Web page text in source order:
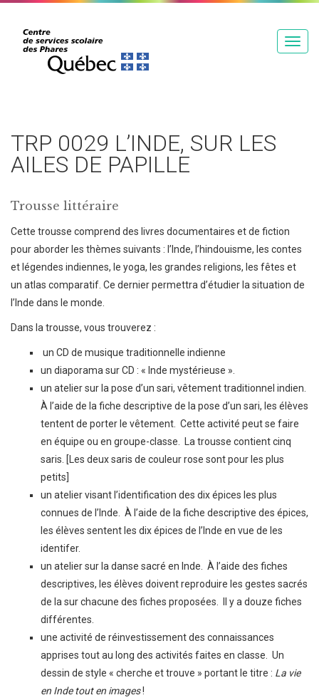
T
TRP 0029 L’INDE, SUR LES
AILES DE PAPILLE
Trousse littéraire
Cette trousse comprend des livres documentaires et de fiction
pour aborder les thèmes suivants : l’Inde, l’hindouisme, les contes
et légendes indiennes, le yoga, les grandes religions, les fêtes et
un atlas comparatif. Ce dernier permettra d’étudier la situation de
l’Inde dans le monde.
Dans la trousse, vous trouverez :
un CD de musique traditionnelle indienne
un diaporama sur CD : « Inde mystérieuse ».
un atelier sur la pose d’un sari, vêtement traditionnel indien.
À l’aide de la fiche descriptive de la pose d’un sari, les élèves
tentent de porter le vêtement. Cette activité peut se faire
en équipe ou en groupe-classe. La trousse contient cinq
saris. [Les deux saris de couleur rose sont pour les plus
petits]
un atelier visant l’identification des dix épices les plus
connues de l’Inde. À l’aide de la fiche descriptive des épices,
les élèves sentent les dix épices de l’Inde en vue de les
identifer.
un atelier sur la danse sacré en Inde. À l’aide des fiches
descriptives, les élèves doivent reproduire les gestes sacrés
de la sur chacune des fiches proposées. Il y a douze fiches
différentes.
une activité de réinvestissement des connaissances
apprises tout au long des activités faites en classe. Un
dessin de style « cherche et trouve » portant le titre : La vie
en Inde tout en images!